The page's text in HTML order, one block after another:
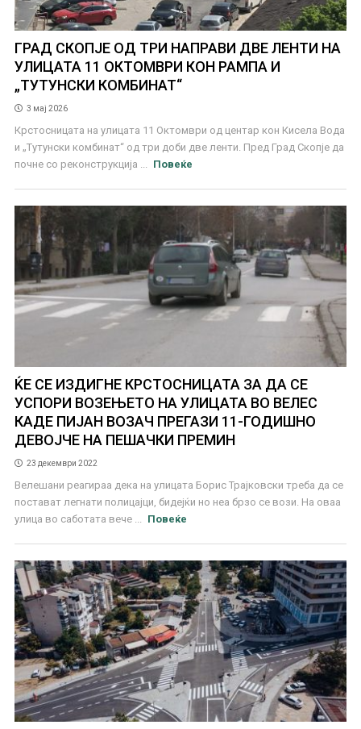
ГРАД СКОПЈЕ ОД ТРИ НАПРАВИ ДВЕ ЛЕНТИ НА
УЛИЦАТА 11 ОКТОМВРИ КОН РАМПА И
„ТУТУНСКИ КОМБИНАТ“
3 мај 2026
Крстосницата на улицата 11 Октомври од центар кон Кисела Вода
и „Тутунски комбинат“ од три доби две ленти. Пред Град Скопје да
почне со реконструкција ...
Повеќе
ЌЕ СЕ ИЗДИГНЕ КРСТОСНИЦАТА ЗА ДА СЕ
УСПОРИ ВОЗЕЊЕТО НА УЛИЦАТА ВО ВЕЛЕС
КАДЕ ПИЈАН ВОЗАЧ ПРЕГАЗИ 11-ГОДИШНО
ДЕВОЈЧЕ НА ПЕШАЧКИ ПРЕМИН
23 декември 2022
Велешани реагираа дека на улицата Борис Трајковски треба да се
постават легнати полицајци, бидејќи но неа брзо се вози. На оваа
улица во саботата вече ...
Повеќе